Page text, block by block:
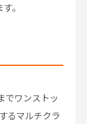
。
でワンストッ
るマルチクラ